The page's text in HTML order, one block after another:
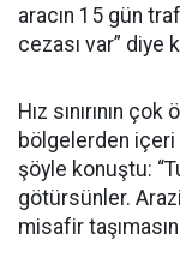
aracın 15 gün
cezası var” diye
Hız sınırının
bölgelerden içeri
şöyle konuştu:
götürsünler.
misafir